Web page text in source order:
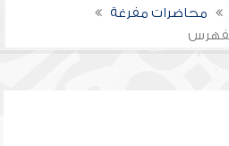
محاضرات مفرغة